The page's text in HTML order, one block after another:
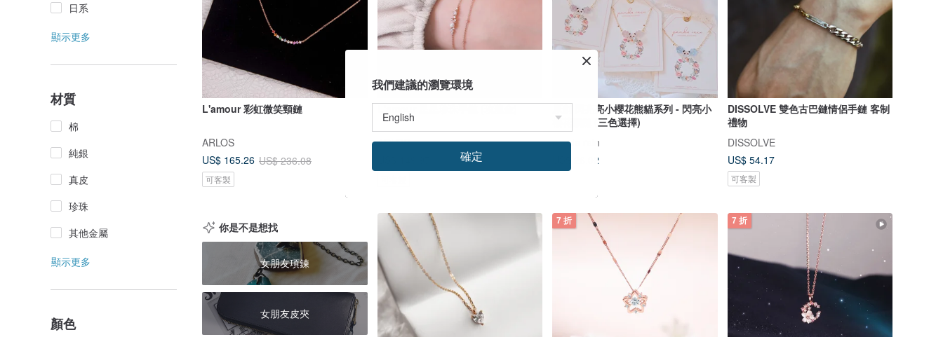
日系
顯示更多
材質
棉
純銀
真皮
珍珠
其他金屬
顯示更多
顏色
L'amour 彩虹微笑頸鏈
ARLOS
US$ 165.26 US$ 236.08
可客製
ARLOS
US$ 214.23
原創 閃亮亮小櫻花熊貓系列 - 閃亮小
櫻花頸鏈 (三色選擇)
panda rain
US$ 26.02
DISSOLVE 雙色古巴鏈情侶手鏈 客制
禮物
DISSOLVE
US$ 54.17
可客製
你是不是想找
女朋友項鍊
女朋友皮夾
7 折 7 折
我們建議的瀏覽環境
確定